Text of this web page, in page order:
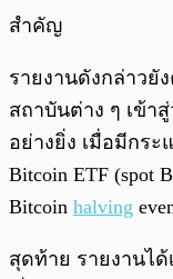
สำคัญ
รายงานดังกล่าวยั
สถาบันต่าง ๆ เข้า
อย่างยิ่ง เมื่อมีกระ
Bitcoin ETF (spot
Bitcoin halving
สุดท้าย รายงานไ